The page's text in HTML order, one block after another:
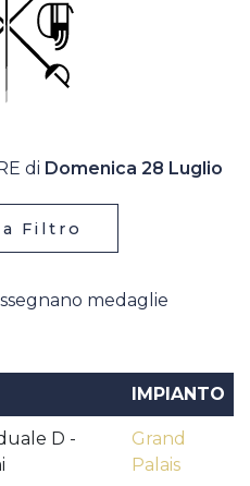
di Domenica 28 Luglio
Filtro
medaglie
IMPIANTO
D -
Grand
Palais